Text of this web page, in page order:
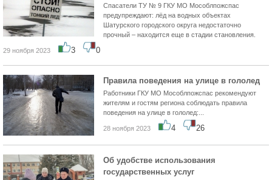
Спасатели ТУ № 9 ГКУ МО Мособлпожспас
предупреждают: лёд на водных объектах
Шатурского городского округа недостаточно
прочный – находится еще в стадии становления.
29 ноября 2023 3 0
Правила поведения на улице в гололед
Работники ГКУ МО Мособлпожспас рекомендуют
жителям и гостям региона соблюдать правила
поведения на улице в гололед:...
28 ноября 2023 4 26
Об удобстве использования
государственных услуг